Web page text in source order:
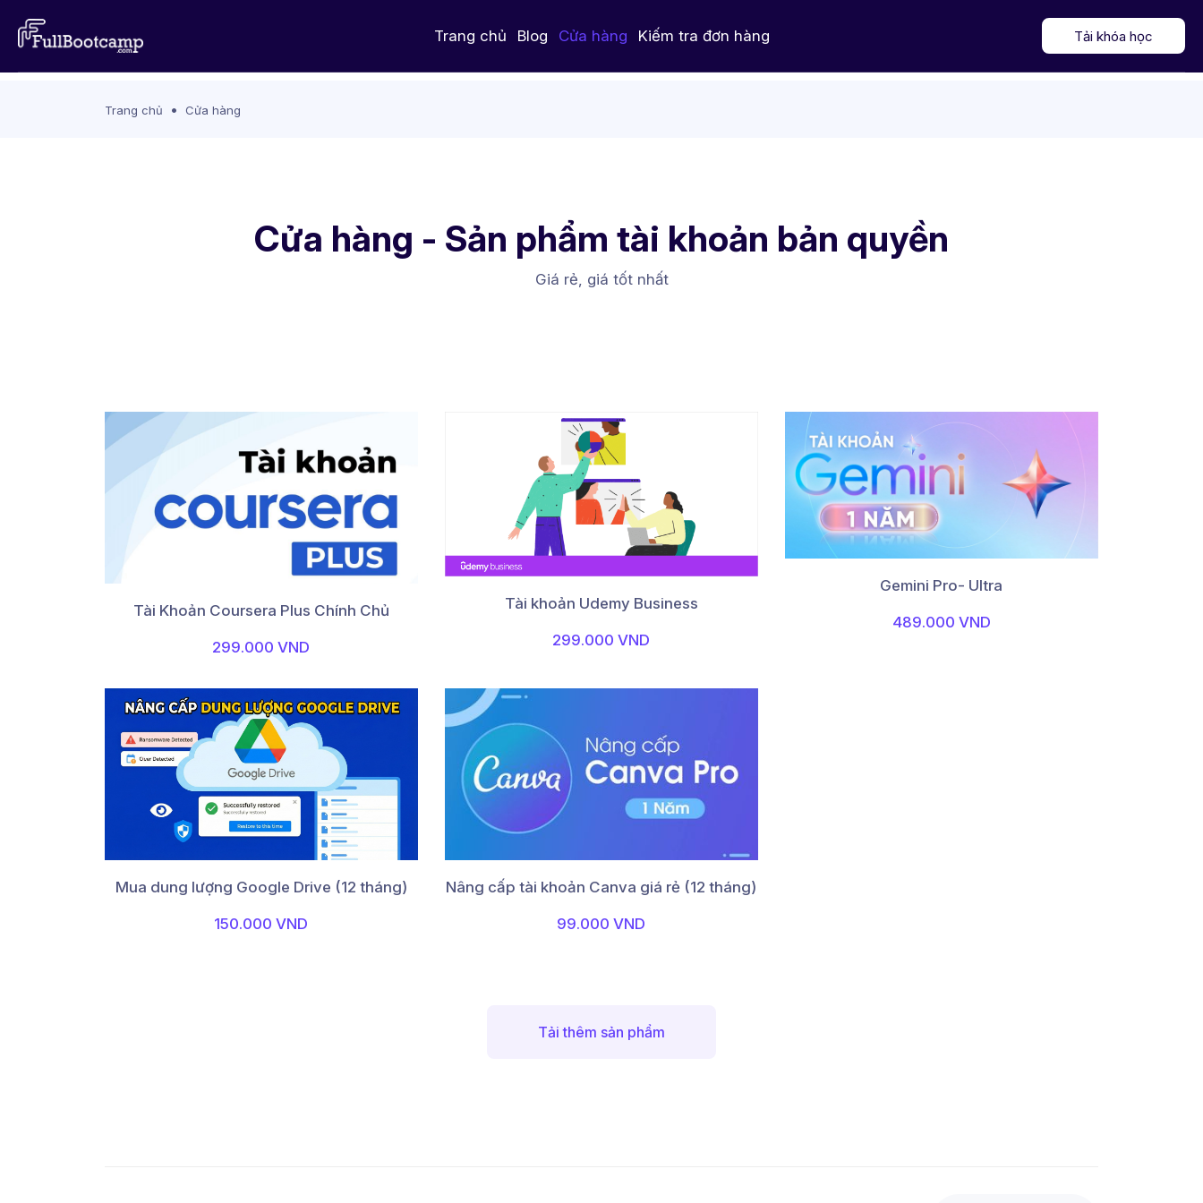
Trang chủ Blog Cửa hàng Kiếm tra đơn hàng Tải khóa học
Trang chủ Cửa hàng
Cửa hàng - Sản phẩm tài khoản bản quyền
Giá rẻ, giá tốt nhất
Tài Khoản Coursera Plus Chính Chủ
299.000 VND
Tài khoản Udemy Business
299.000 VND
Gemini Pro- Ultra
489.000 VND
Mua dung lượng Google Drive (12 tháng)
150.000 VND
Nâng cấp tài khoản Canva giá rẻ (12 tháng)
99.000 VND
Tải thêm sản phẩm